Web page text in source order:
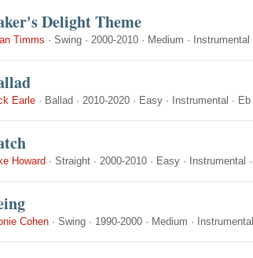
Delight Theme
Timms · Swing · 2000-2010 · Medium · Instrumental
Earle · Ballad · 2010-2020 · Easy · Instrumental · Eb
Howard · Straight · 2000-2010 · Easy · Instrumental ·
Cohen · Swing · 1990-2000 · Medium · Instrumental